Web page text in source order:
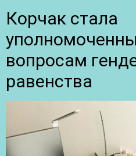
Корчак стала
вопросам
равенства